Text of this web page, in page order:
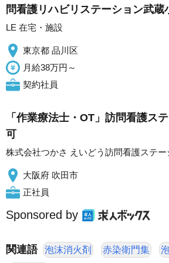
問看護リハビリステーション武蔵
LE 在宅・施設
東京都 品川区
月給38万円～
契約社員
「作業療法士・OT」訪問看護ス
可
株式会社つかさ えいどう訪問看護ステー
大阪府 吹田市
正社員
Sponsored by
関連語 泡沫消火剤 赤染衛門集